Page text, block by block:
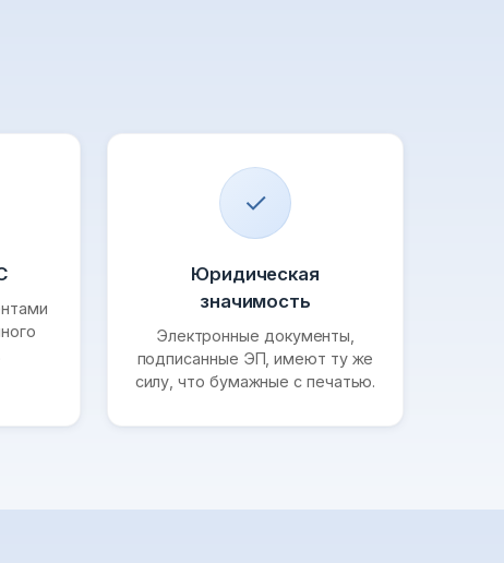
✓
Юридическая
значимость
Электронные документы,
подписанные ЭП, имеют ту же
силу, что бумажные с печатью.